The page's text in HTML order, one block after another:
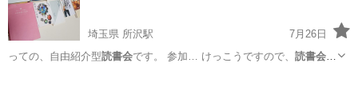
埼玉県 所沢駅
7月26日
っての、自由紹介型読書会 です。 参加… けっこうですので、 読書会が